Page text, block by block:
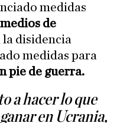
medidas
de
disidencia
medidas para
pie de guerra.
a hacer lo que
en Ucrania,